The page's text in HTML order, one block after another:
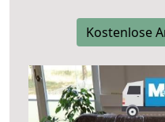
Kostenlose